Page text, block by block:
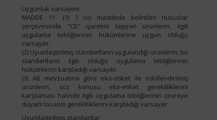
Uygunluk varsayımı
MADDE 11- (1) 7 nci maddede belirtilen hususlar
çerçevesinde “CE” işaretini taşıyan ürünlerin, ilgili
uygulama tebliğlerinin hükümlerine uygun olduğu
varsayılır.
(2) Uyumlaştırılmış standartların uygulandığı ürünlerin, bu
standartların ilgili olduğu uygulama tebliğlerinin
hükümlerini karşıladığı varsayılır.
(3) AB mevzuatına göre eko-etiket ile ödüllendirilmiş
ürünlerin, söz konusu eko-etiket gerekliliklerini
karşılaması halinde ilgili uygulama tebliğlerinin çevreye
duyarlı tasarım gerekliliklerini karşıladığı varsayılır.
Uyumlaştırılmış standartlar